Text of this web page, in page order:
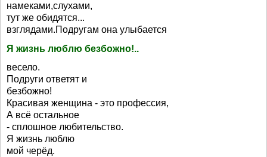
намеками,слухами,
тут же обидятся...
взглядами.Подругам она улыбается
Я жизнь люблю безбожно!..
весело.
Подруги ответят и
безбожно!
Красивая женщина - это профессия,
А всё остальное
- сплошное любительство.
Я жизнь люблю
мой черёд.